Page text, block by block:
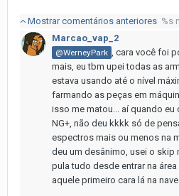
Mostrar comentários anteriores %s
Marcao_vap_2
@WerneyPark , cara você foi
mais, eu tbm upei todas as
estava usando até o nível
farmando as peças em
isso me matou... aí quando
NG+, não deu kkkk só de
espectros mais ou menos na
deu um desânimo, usei o skip
pula tudo desde entrar na
aquele primeiro cara lá na